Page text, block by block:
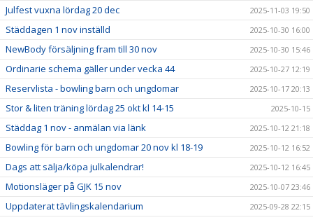
Julfest vuxna lördag 20 dec 2025-11-03 19:50
Städdagen 1 nov inställd 2025-10-30 16:00
NewBody försäljning fram till 30 nov 2025-10-30 15:46
Ordinarie schema gäller under vecka 44 2025-10-27 12:19
Reservlista - bowling barn och ungdomar 2025-10-17 20:13
Stor & liten träning lördag 25 okt kl 14-15 2025-10-15
Städdag 1 nov - anmälan via länk 2025-10-12 21:18
Bowling för barn och ungdomar 20 nov kl 18-19 2025-10-12 16:52
Dags att sälja/köpa julkalendrar! 2025-10-12 16:45
Motionsläger på GJK 15 nov 2025-10-07 23:46
Uppdaterat tävlingskalendarium 2025-09-28 22:15